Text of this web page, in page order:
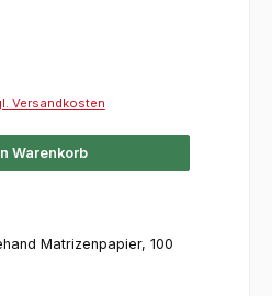
Versandkosten
Warenkorb